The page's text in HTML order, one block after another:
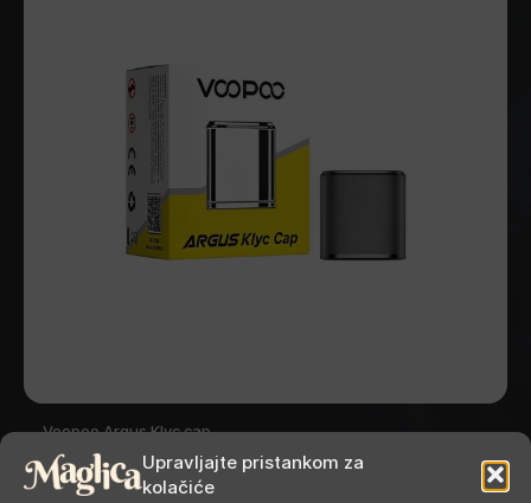
Upravljajte pristankom za
kolačiće
Voopoo Argus Klyc cap